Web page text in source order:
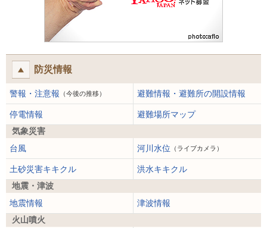
防災情報
警報・注意報 （今後の推移） 避難情報・避難所の開設情報
停電情報
避難場所マップ
気象災害
台風
河川水位 （ライブカメラ）
土砂災害キキクル
洪水キキクル
地震・津波
地震情報
津波情報
火山噴火